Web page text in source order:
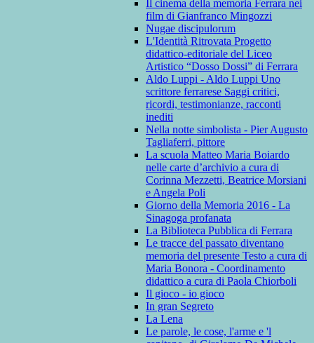
Il cinema della memoria Ferrara nei
film di Gianfranco Mingozzi
Nugae discipulorum
L'Identità Ritrovata Progetto
didattico-editoriale del Liceo
Artistico “Dosso Dossi” di Ferrara
Aldo Luppi - Aldo Luppi Uno
scrittore ferrarese Saggi critici,
ricordi, testimonianze, racconti
inediti
Nella notte simbolista - Pier Augusto
Tagliaferri, pittore
La scuola Matteo Maria Boiardo
nelle carte d’archivio a cura di
Corinna Mezzetti, Beatrice Morsiani
e Angela Poli
Giorno della Memoria 2016 - La
Sinagoga profanata
La Biblioteca Pubblica di Ferrara
Le tracce del passato diventano
memoria del presente Testo a cura di
Maria Bonora - Coordinamento
didattico a cura di Paola Chiorboli
Il gioco - io gioco
In gran Segreto
La Lena
Le parole, le cose, l'arme e 'l